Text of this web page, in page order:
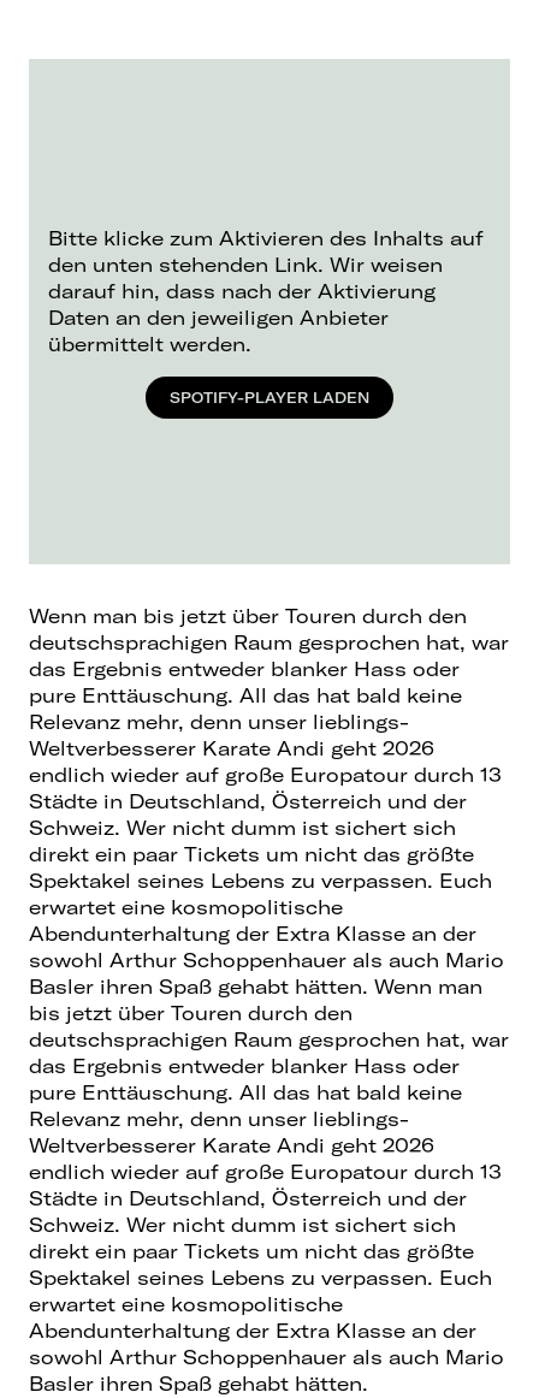
Bitte klicke zum Aktivieren des Inhalts auf
den unten stehenden Link. Wir weisen
darauf hin, dass nach der Aktivierung
Daten an den jeweiligen Anbieter
übermittelt werden.
SPOTIFY-PLAYER LADEN
Wenn man bis jetzt über Touren durch den
deutschsprachigen Raum gesprochen hat, war
das Ergebnis entweder blanker Hass oder
pure Enttäuschung. All das hat bald keine
Relevanz mehr, denn unser lieblings-
Weltverbesserer Karate Andi geht 2026
endlich wieder auf große Europatour durch 13
Städte in Deutschland, Österreich und der
Schweiz. Wer nicht dumm ist sichert sich
direkt ein paar Tickets um nicht das größte
Spektakel seines Lebens zu verpassen. Euch
erwartet eine kosmopolitische
Abendunterhaltung der Extra Klasse an der
sowohl Arthur Schoppenhauer als auch Mario
Basler ihren Spaß gehabt hätten. Wenn man
bis jetzt über Touren durch den
deutschsprachigen Raum gesprochen hat, war
das Ergebnis entweder blanker Hass oder
pure Enttäuschung. All das hat bald keine
Relevanz mehr, denn unser lieblings-
Weltverbesserer Karate Andi geht 2026
endlich wieder auf große Europatour durch 13
Städte in Deutschland, Österreich und der
Schweiz. Wer nicht dumm ist sichert sich
direkt ein paar Tickets um nicht das größte
Spektakel seines Lebens zu verpassen. Euch
erwartet eine kosmopolitische
Abendunterhaltung der Extra Klasse an der
sowohl Arthur Schoppenhauer als auch Mario
Basler ihren Spaß gehabt hätten.